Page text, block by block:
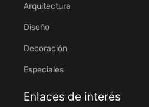
Arquitectura
Diseño
Decoración
Especiales
Enlaces de interés